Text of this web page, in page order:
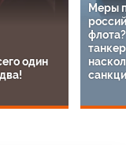
один
Меры